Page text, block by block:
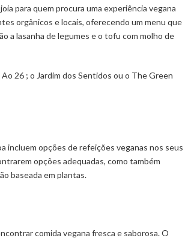
para quem procura uma experiência vegana
orgânicos e locais, oferecendo um menu que
a lasanha de legumes e o tofu com molho de
26 ; o Jardim dos Sentidos ou o The Green
incluem opções de refeições veganas nos seus
opções adequadas, como também
baseada em plantas.
comida vegana fresca e saborosa. O